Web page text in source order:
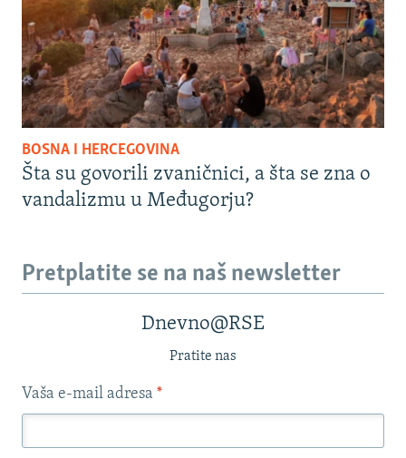
BOSNA I HERCEGOVINA
Šta su govorili zvaničnici, a šta se zna o
vandalizmu u Međugorju?
Pretplatite se na naš newsletter
Dnevno@RSE
Pratite nas
Vaša e-mail adresa *